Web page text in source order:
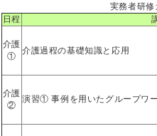
実務者研修
日程
介護
①
介護過程の基礎知識と応用
介護
②
演習① 事例を用いたグループワ